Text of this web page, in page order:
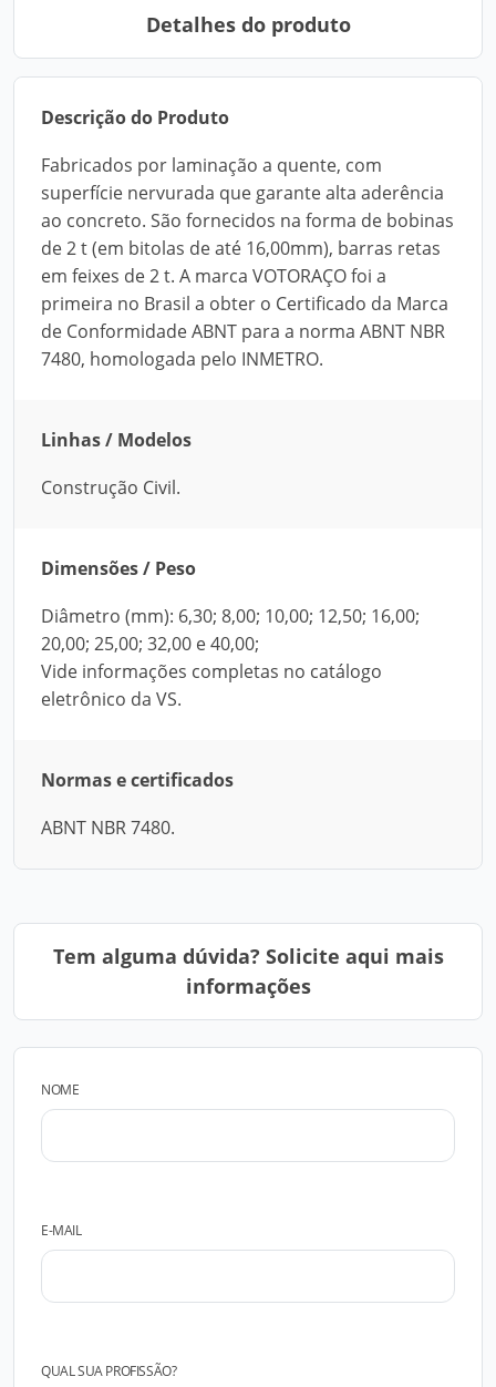
Detalhes do produto
Descrição do Produto
Fabricados por laminação a quente, com
superfície nervurada que garante alta aderência
ao concreto. São fornecidos na forma de bobinas
de 2 t (em bitolas de até 16,00mm), barras retas
em feixes de 2 t. A marca VOTORAÇO foi a
primeira no Brasil a obter o Certificado da Marca
de Conformidade ABNT para a norma ABNT NBR
7480, homologada pelo INMETRO.
Linhas / Modelos
Construção Civil.
Dimensões / Peso
Diâmetro (mm): 6,30; 8,00; 10,00; 12,50; 16,00;
20,00; 25,00; 32,00 e 40,00;
Vide informações completas no catálogo
eletrônico da VS.
Normas e certificados
ABNT NBR 7480.
Tem alguma dúvida? Solicite aqui mais
informações
NOME
E-MAIL
QUAL SUA PROFISSÃO?